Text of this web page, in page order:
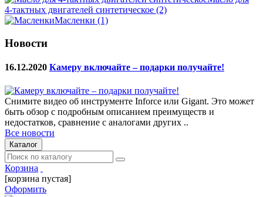
4-тактных двигателей синтетическое (2)
Масленки (1)
Новости
16.12.2020 Камеру включайте – подарки получайте!
Снимите видео об инструменте Inforce или Gigant. Это может
быть обзор с подробным описанием преимуществ и
недостатков, сравнение с аналогами других ..
Все новости
Каталог
Корзина
[корзина пустая]
Оформить